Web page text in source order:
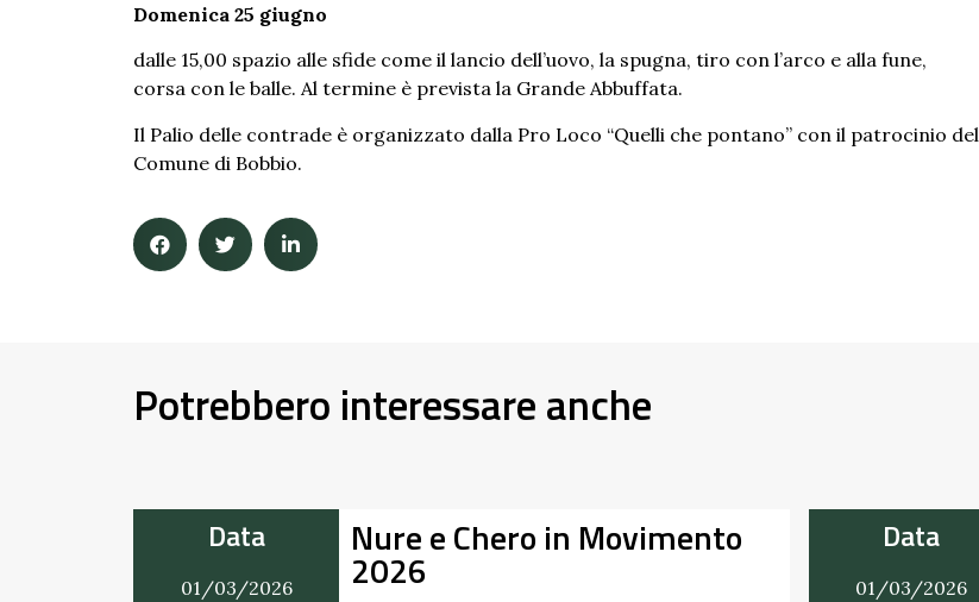
Domenica 25 giugno
dalle 15,00 spazio alle sfide come il lancio dell’uovo, la spugna, tiro con l’arco e alla fune,
corsa con le balle. Al termine è prevista la Grande Abbuffata.
Il Palio delle contrade è organizzato dalla Pro Loco “Quelli che pontano” con il patrocinio del
Comune di Bobbio.
Potrebbero interessare anche
Data
01/03/2026
Nure e Chero in Movimento
2026
Data
01/03/2026